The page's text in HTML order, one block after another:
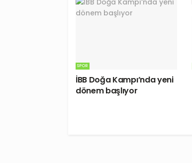
SPOR
İBB Doğa Kampı’nda yeni
dönem başlıyor